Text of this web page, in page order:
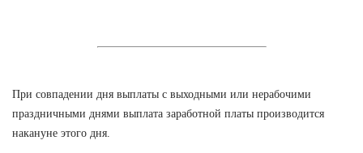
При совпадении дня выплаты с выходными или нерабочими
праздничными днями выплата заработной платы производится
накануне этого дня.